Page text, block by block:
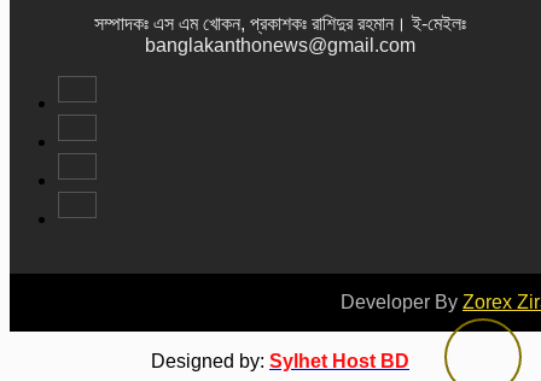
সম্পাদকঃ এস এম খোকন, প্রকাশকঃ রাশিদুর রহমান । ই-মেইলঃ
banglakanthonews@gmail.com
Developer By Zorex
Designed by: Sylhet Host BD